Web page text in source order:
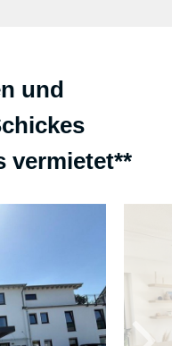
und
vermietet**